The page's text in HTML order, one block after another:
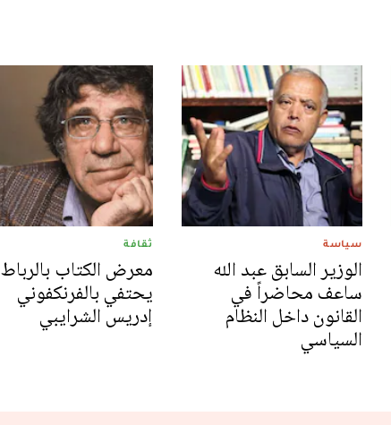
سياسة
الوزير السابق عبد الله
ساعف محاضراً في
القانون داخل النظام
السياسي
ثقافة
معرض الكتاب بالرباط
يحتفي بالفرنكفوني
إدريس الشرايبي